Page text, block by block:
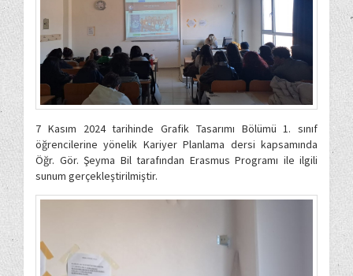
7 Kasım 2024 tarihinde Grafik Tasarımı Bölümü 1. sınıf
öğrencilerine yönelik Kariyer Planlama dersi kapsamında
Öğr. Gör. Şeyma Bil tarafından Erasmus Programı ile ilgili
sunum gerçekleştirilmiştir.